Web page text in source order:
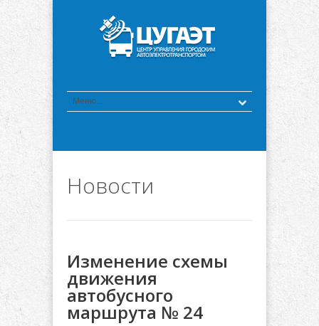
Новости
Изменение схемы
движения
автобусного
маршрута № 24